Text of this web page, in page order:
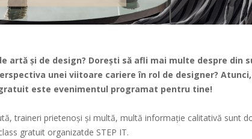
artă și de design? Doreşti să afli mai multe despre din
unei viitoare cariere în rol de designer?
este evenimentul programat pentru tine!
traineri prietenoși și multă, multă informație calitativă sunt
gratuit organizatde STEP IT.